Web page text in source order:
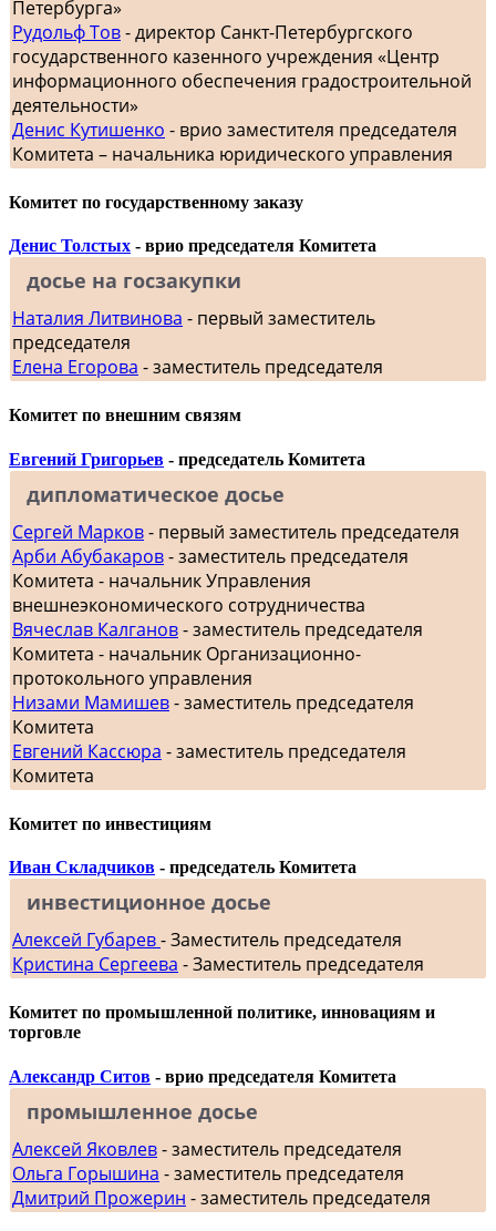
Петербурга»
Рудольф Тов- директор Санкт-Петербургского
государственного казенного учреждения «Центр
информационного обеспечения градостроительной
деятельности»
Денис Кутишенко - врио заместителя председателя
Комитета – начальника юридического управления
Комитет по государственному заказу
Денис Толстых - врио председателя Комитета
досье на госзакупки
Наталия Литвинова - первый заместитель
председателя
Елена Егорова - заместитель председателя
Комитет по внешним связям
Евгений Григорьев - председатель Комитета
дипломатическое досье
Сергей Марков- первый заместитель председателя
Арби Абубакаров- заместитель председателя
Комитета - начальник Управления
внешнеэкономического сотрудничества
Вячеслав Калганов- заместитель председателя
Комитета - начальник Организационно-
протокольного управления
Низами Мамишев- заместитель председателя
Комитета
Евгений Кассюра - заместитель председателя
Комитета
Комитет по инвестициям
Иван Складчиков - председатель Комитета
инвестиционное досье
Алексей Губарев- Заместитель председателя
Кристина Сергеева - Заместитель председателя
Комитет по промышленной политике, инновациям и
торговле
Александр Ситов - врио председателя Комитета
промышленное досье
Алексей Яковлев- заместитель председателя
Ольга Горышина - заместитель председателя
Дмитрий Прожерин - заместитель председателя